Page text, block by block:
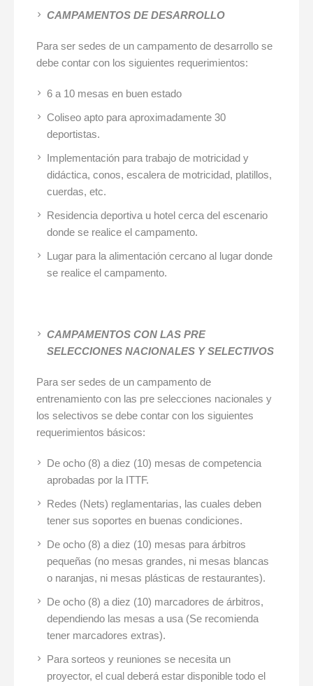
CAMPAMENTOS DE DESARROLLO
Para ser sedes de un campamento de desarrollo se
debe contar con los siguientes requerimientos:
6 a 10 mesas en buen estado
Coliseo apto para aproximadamente 30
deportistas.
Implementación para trabajo de motricidad y
didáctica, conos, escalera de motricidad, platillos,
cuerdas, etc.
Residencia deportiva u hotel cerca del escenario
donde se realice el campamento.
Lugar para la alimentación cercano al lugar donde
se realice el campamento.
CAMPAMENTOS CON LAS PRE
SELECCIONES NACIONALES Y SELECTIVOS
Para ser sedes de un campamento de
entrenamiento con las pre selecciones nacionales y
los selectivos se debe contar con los siguientes
requerimientos básicos:
De ocho (8) a diez (10) mesas de competencia
aprobadas por la ITTF.
Redes (Nets) reglamentarias, las cuales deben
tener sus soportes en buenas condiciones.
De ocho (8) a diez (10) mesas para árbitros
pequeñas (no mesas grandes, ni mesas blancas
o naranjas, ni mesas plásticas de restaurantes).
De ocho (8) a diez (10) marcadores de árbitros,
dependiendo las mesas a usa (Se recomienda
tener marcadores extras).
Para sorteos y reuniones se necesita un
proyector, el cual deberá estar disponible todo el